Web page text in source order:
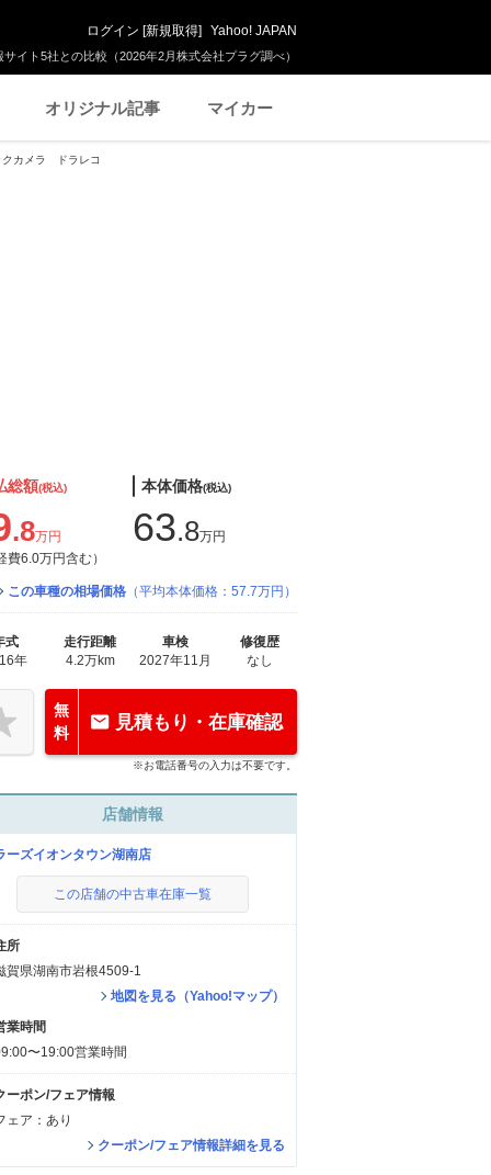
イト5社との比較（2026年2月株式会社プラグ調べ）
ログイン [新規取得] Yahoo! JAPAN
オリジナル記事 マイカー
クカメラ ドラレコ
総額(税込)
.8万円
費6.0万円含む）
本体価格(税込)
63.8万円
この車種の相場価格 （平均本体価格：57.7万円）
式
年
走行距離
4.2万km
車検
2027年11月
修復歴
なし
無
料
見積もり・在庫確認
※お電話番号の入力は不要です。
店舗情報
ーズイオンタウン湖南店
この店舗の中古車在庫一覧
所
賀県湖南市岩根4509-1
地図を見る（Yahoo!マップ）
業時間
〜19:00営業時間
ーポン/フェア情報
ェア：あり
クーポン/フェア情報詳細を見る